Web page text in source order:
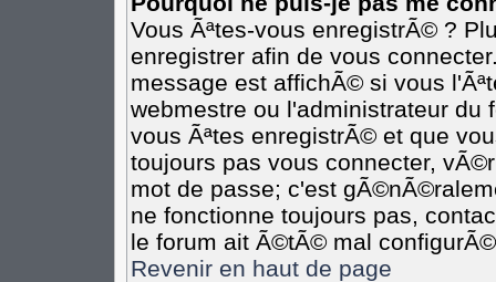
Vous Ãªtes-vous enregistrÃ© ?
enregistrer afin de vous
message est affichÃ© si vous
webmestre ou l'administrateur du
vous Ãªtes enregistrÃ© et que
toujours pas vous connecter,
mot de passe; c'est
ne fonctionne toujours pas,
le forum ait Ã©tÃ© mal
Revenir en haut de page